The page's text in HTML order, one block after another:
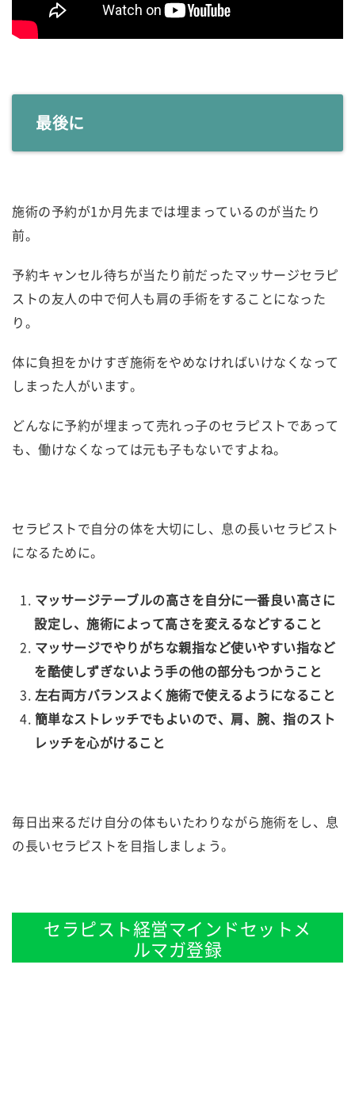
最後に
施術の予約が1か月先までは埋まっているのが当たり
前。
予約キャンセル待ちが当たり前だったマッサージセラピ
ストの友人の中で何人も肩の手術をすることになった
り。
体に負担をかけすぎ施術をやめなければいけなくなって
しまった人がいます。
どんなに予約が埋まって売れっ子のセラピストであって
も、働けなくなっては元も子もないですよね。
セラピストで自分の体を大切にし、息の長いセラピスト
になるために。
マッサージテーブルの高さを自分に一番良い高さに
設定し、施術によって高さを変えるなどすること
マッサージでやりがちな親指など使いやすい指など
を酷使しずぎないよう手の他の部分もつかうこと
左右両方バランスよく施術で使えるようになること
簡単なストレッチでもよいので、肩、腕、指のスト
レッチを心がけること
毎日出来るだけ自分の体もいたわりながら施術をし、息
の長いセラピストを目指しましょう。
セラピスト経営マインドセットメ
ルマガ登録